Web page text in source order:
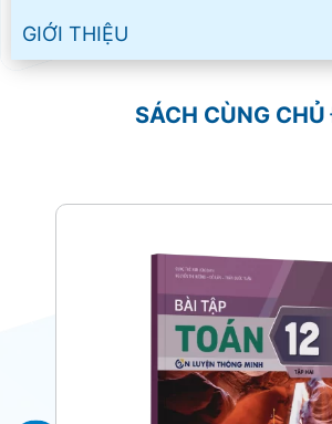
GIỚI THIỆU
SÁCH CÙNG CHỦ